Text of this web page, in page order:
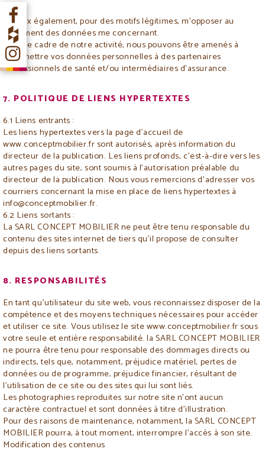
Je peux également, pour des motifs légitimes, m'opposer au
traitement des données me concernant.
Dans le cadre de notre activité, nous pouvons être amenés à
transmettre vos données personnelles à des partenaires
Professionnels de santé et/ou intermédiaires d’assurance.
7. POLITIQUE DE LIENS HYPERTEXTES
6.1 Liens entrants :
Les liens hypertextes vers la page d’accueil de
www.conceptmobilier.fr sont autorisés, après information du
directeur de la publication. Les liens profonds, c’est-à-dire vers les
autres pages du site, sont soumis à l’autorisation préalable du
directeur de la publication. Nous vous remercions d’adresser vos
courriers concernant la mise en place de liens hypertextes à
info@conceptmobilier.fr.
6.2 Liens sortants :
La SARL CONCEPT MOBILIER ne peut être tenu responsable du
contenu des sites internet de tiers qu’il propose de consulter
depuis des liens sortants.
8. RESPONSABILITÉS
En tant qu'utilisateur du site web, vous reconnaissez disposer de la
compétence et des moyens techniques nécessaires pour accéder
et utiliser ce site. Vous utilisez le site www.conceptmobilier.fr sous
votre seule et entière responsabilité. la SARL CONCEPT MOBILIER
ne pourra être tenu pour responsable des dommages directs ou
indirects, tels que, notamment, préjudice matériel, pertes de
données ou de programme, préjudice financier, résultant de
l'utilisation de ce site ou des sites qui lui sont liés.
Les photographies reproduites sur notre site n'ont aucun
caractère contractuel et sont données à titre d'illustration.
Pour des raisons de maintenance, notamment, la SARL CONCEPT
MOBILIER pourra, à tout moment, interrompre l'accès à son site.
Modification des contenus